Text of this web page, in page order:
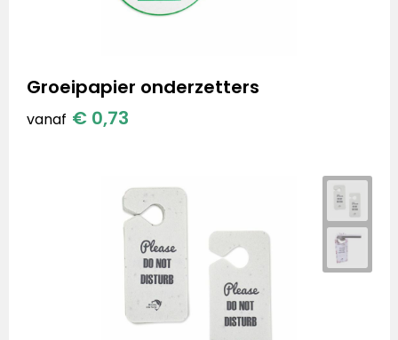
Groeipapier onderzetters
vanaf € 0,73